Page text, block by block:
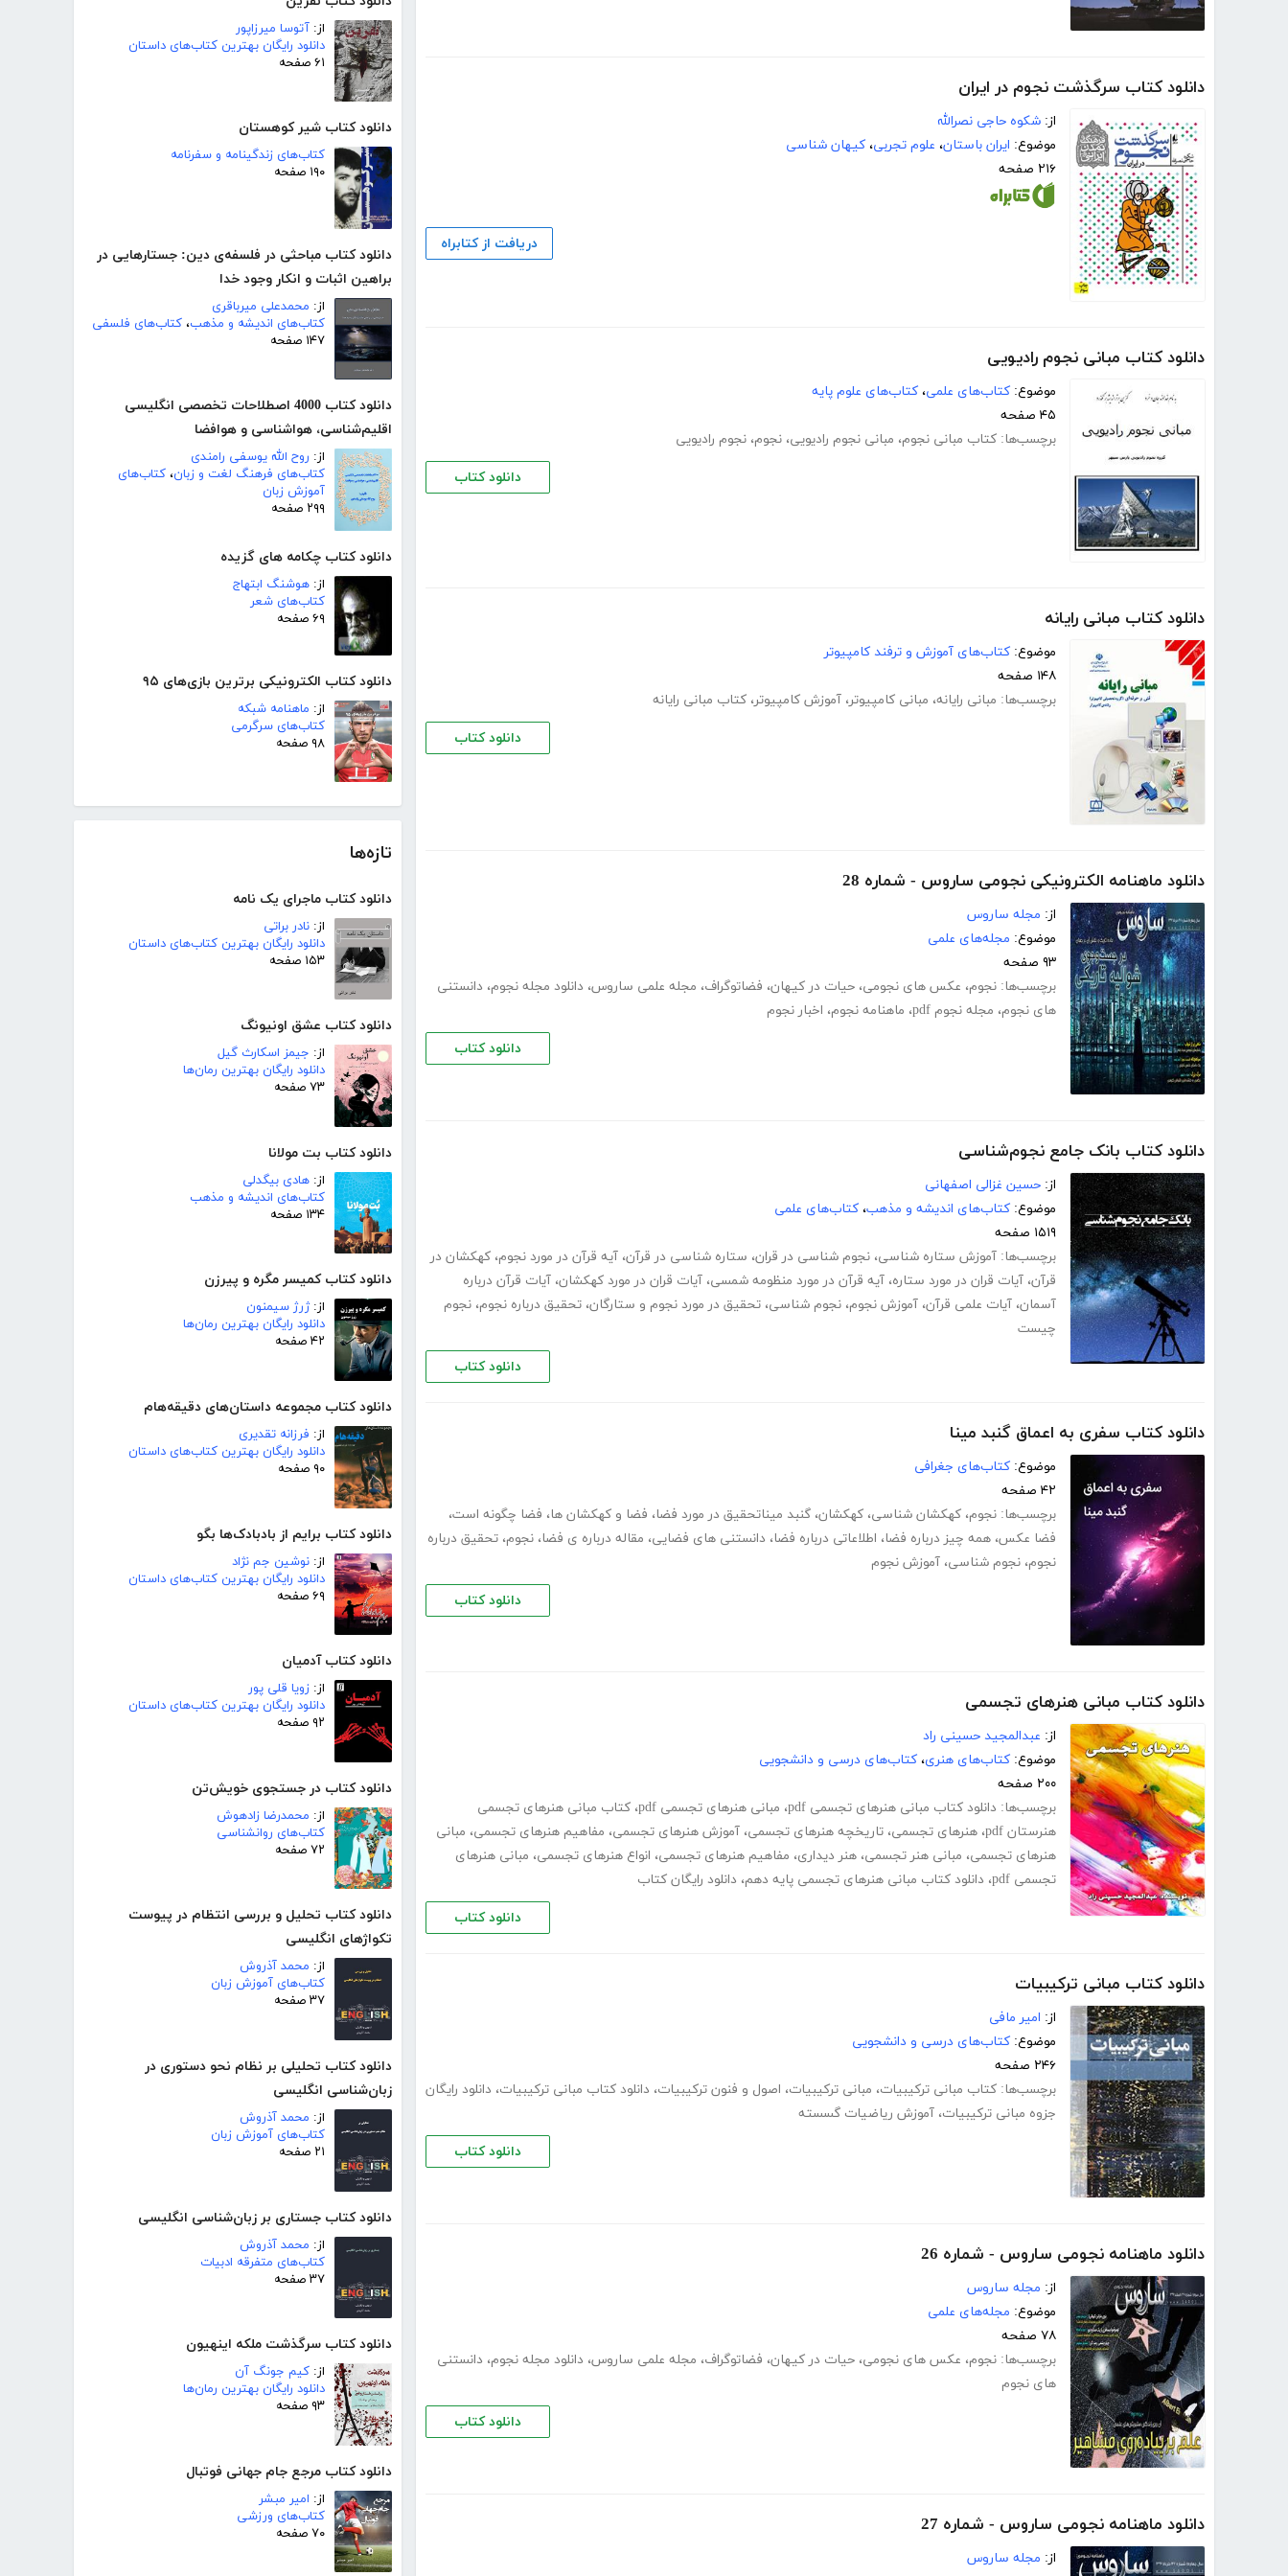
از: آتوسا میرزاپور
دانلود رایگان بهترین کتاب‌های داستان
۶۱ صفحه
دانلود کتاب شیر کوهستان
کتاب‌های زندگینامه و سفرنامه
۱۹۰ صفحه
دانلود کتاب مباحثی در فلسفه‌ی دین: جستارهایی در
براهین اثبات و انکار وجود خدا
از: محمدعلی میرباقری
کتاب‌های اندیشه و مذهب، کتاب‌های فلسفی
۱۴۷ صفحه
دانلود کتاب 4000 اصطلاحات تخصصی انگلیسی
اقلیم‌شناسی، هواشناسی و هوافضا
از: روح الله یوسفی رامندی
کتاب‌های فرهنگ لغت و زبان، کتاب‌های
آموزش زبان
۲۹۹ صفحه
دانلود کتاب چکامه های گزیده
از: هوشنگ ابتهاج
کتاب‌های شعر
۶۹ صفحه
دانلود کتاب الکترونیکی برترین بازی‌های ۹۵
از: ماهنامه شبکه
کتاب‌های سرگرمی
۹۸ صفحه
تازه‌ها
دانلود کتاب ماجرای یک نامه
از: نادر براتی
دانلود رایگان بهترین کتاب‌های داستان
۱۵۳ صفحه
دانلود کتاب عشق اونیونگ
از: جیمز اسکارث گیل
دانلود رایگان بهترین رمان‌ها
۷۳ صفحه
دانلود کتاب بت مولانا
از: هادی بیگدلی
کتاب‌های اندیشه و مذهب
۱۳۴ صفحه
دانلود کتاب کمیسر مگره و پیرزن
از:ژرژ سیمنون
دانلود رایگان بهترین رمان‌ها
۴۲ صفحه
دانلود کتاب مجموعه داستان‌های دقیقه‌هام
از: فرزانه تقدیری
دانلود رایگان بهترین کتاب‌های داستان
۹۰ صفحه
دانلود کتاب برایم از بادبادک‌ها بگو
از: نوشین جم نژاد
دانلود رایگان بهترین کتاب‌های داستان
۶۹ صفحه
دانلود کتاب آدمیان
از: زویا قلی پور
دانلود رایگان بهترین کتاب‌های داستان
۹۲ صفحه
دانلود کتاب در جستجوی خویش‌تن
از: محمدرضا زادهوش
کتاب‌های روانشناسی
۷۲ صفحه
دانلود کتاب تحلیل و بررسی انتظام در پیوست
تکواژهای انگلیسی
از: محمد آذروش
کتاب‌های آموزش زبان
۳۷ صفحه
دانلود کتاب تحلیلی بر نظام نحو دستوری در
زبان‌شناسی انگلیسی
از: محمد آذروش
کتاب‌های آموزش زبان
۲۱ صفحه
دانلود کتاب جستاری بر زبان‌شناسی انگلیسی
از: محمد آذروش
کتاب‌های متفرقه ادبیات
۳۷ صفحه
دانلود کتاب سرگذشت ملکه اینهیون
از: کیم جونگ آن
دانلود رایگان بهترین رمان‌ها
۹۳ صفحه
دانلود کتاب مرجع جام جهانی فوتبال
از: امیر مبشر
کتاب‌های ورزشی
۷۰ صفحه
دانلود کتاب سرگذشت نجوم در ایران
از: شکوه حاجی نصرالله
موضوع: ایران باستان، علوم تجربی، کیهان شناسی
۲۱۶ صفحه
دریافت از کتابراه
دانلود کتاب مبانی نجوم رادیویی
موضوع: کتاب‌های علمی، کتاب‌های علوم پایه
۴۵ صفحه
برچسب‌ها: کتاب مبانی نجوم، مبانی نجوم رادیویی، نجوم، نجوم رادیویی
دانلود کتاب
دانلود کتاب مبانی رایانه
موضوع: کتاب‌های آموزش و ترفند کامپیوتر
۱۴۸ صفحه
برچسب‌ها: مبانی رایانه، مبانی کامپیوتر، آموزش کامپیوتر، کتاب مبانی رایانه
دانلود کتاب
دانلود ماهنامه الکترونیکی نجومی ساروس - شماره 28
از: مجله ساروس
موضوع: مجله‌های علمی
۹۳ صفحه
برچسب‌ها: نجوم، عکس های نجومی، حیات در کیهان، فضاتوگراف، مجله علمی ساروس، دانلود مجله نجوم، دانستنی
های نجوم، مجله نجوم pdf ، ماهنامه نجوم، اخبار نجوم
دانلود کتاب
دانلود کتاب بانک جامع نجوم‌شناسی
از: حسین غزالی اصفهانی
موضوع: کتاب‌های اندیشه و مذهب، کتاب‌های علمی
۱۵۱۹ صفحه
برچسب‌ها: آموزش ستاره شناسی، نجوم شناسی در قران، ستاره شناسی در قرآن، آیه قرآن در مورد نجوم، کهکشان در
قرآن، آیات قران در مورد ستاره، آیه قرآن در مورد منظومه شمسی، آیات قران در مورد کهکشان، آیات قرآن درباره
آسمان، آیات علمی قرآن، آموزش نجوم، نجوم شناسی، تحقیق در مورد نجوم و ستارگان، تحقیق درباره نجوم، نجوم
چیست
دانلود کتاب
دانلود کتاب سفری به اعماق گنبد مینا
موضوع: کتاب‌های جغرافی
۴۲ صفحه
برچسب‌ها: نجوم، کهکشان شناسی، کهکشان، گنبد میناتحقیق در مورد فضا، فضا و کهکشان ها، فضا چگونه است،
فضا عکس، همه چیز درباره فضا، اطلاعاتی درباره فضا، دانستنی های فضایی، مقاله درباره ی فضا، نجوم، تحقیق درباره
نجوم، نجوم شناسی، آموزش نجوم
دانلود کتاب
دانلود کتاب مبانی هنرهای تجسمی
از: عبدالمجید حسینی راد
موضوع: کتاب‌های هنری، کتاب‌های درسی و دانشجویی
۲۰۰ صفحه
برچسب‌ها: دانلود کتاب مبانی هنرهای تجسمی pdf ، مبانی هنرهای تجسمی pdf ، کتاب مبانی هنرهای تجسمی
هنرستان pdf
، هنرهای تجسمی، تاریخچه هنرهای تجسمی، آموزش هنرهای تجسمی، مفاهیم هنرهای تجسمی، مبانی
هنرهای تجسمی، مبانی هنر تجسمی، هنر دیداری، مفاهیم هنرهای تجسمی، انواع هنرهای تجسمی، مبانی هنرهای
تجسمی pdf
، دانلود کتاب مبانی هنرهای تجسمی پایه دهم، دانلود رایگان کتاب
دانلود کتاب
دانلود کتاب مبانی ترکیبیات
از: امیر مافی
موضوع: کتاب‌های درسی و دانشجویی
۲۴۶ صفحه
برچسب‌ها: کتاب مبانی ترکیبیات، مبانی ترکیبیات، اصول و فنون ترکیبیات، دانلود کتاب مبانی ترکیبیات، دانلود رایگان
جزوه مبانی ترکیبیات، آموزش ریاضیات گسسته
دانلود کتاب
دانلود ماهنامه نجومی ساروس - شماره 26
از: مجله ساروس
موضوع: مجله‌های علمی
۷۸ صفحه
برچسب‌ها: نجوم، عکس های نجومی، حیات در کیهان، فضاتوگراف، مجله علمی ساروس، دانلود مجله نجوم، دانستنی
های نجوم
دانلود کتاب
دانلود ماهنامه نجومی ساروس - شماره 27
از: مجله ساروس